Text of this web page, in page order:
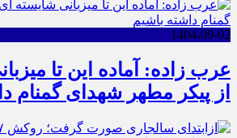
1404-09-02
عرب زاده: آماده این تا
از پیکر مطهر شهدای گمنام